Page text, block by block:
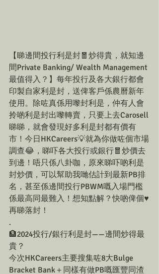
【睇邊間投行利是封🧧炒得貴，就知邊
間Private Banking/ Wealth Management
最值得入？】每年投行及各大銀行都會
印製自家利是封，送俾客戶係農曆新年
使用。除咗真係用嚟封利是，仲有人會
拎啲利是封出嚟轉賣，只要上去Carosell
睇睇，就會發現好多利是封都有價有
市！今日HKCareers💡就為你做咗個市場
調查😂，睇吓各大投行或銀行🧧炒價去
到邊！唔只係八卦咖，原來睇吓啲利是
封炒價，可以幫助我哋估計到最新PB排
名，甚至係邊間投行PBWM嘅入場門檻
係最高同最難入！想知點解？快啲俾個♥️
再睇落封！
.
🏦2024投行/銀行利是封——邊間炒得最
貴？
今次HKCareers主要搜集咗8大Bulge
Bracket Bank＋同樣有做PB嘅匯豐同渣